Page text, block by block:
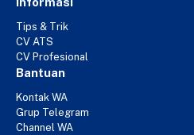
Tips & Trik
CV ATS
CV Profesional
Bantuan
Kontak WA
Grup Telegram
Channel WA